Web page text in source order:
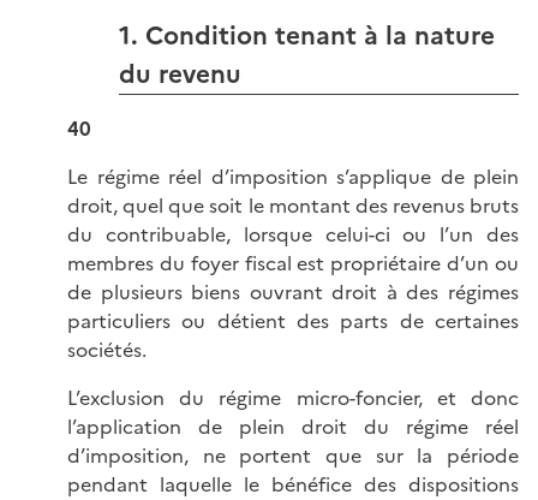
1. Condition tenant à la nature
du revenu
40
Le régime réel d’imposition s’applique de plein
droit, quel que soit le montant des revenus bruts
du contribuable, lorsque celui-ci ou l’un des
membres du foyer fiscal est propriétaire d’un ou
de plusieurs biens ouvrant droit à des régimes
particuliers ou détient des parts de certaines
sociétés.
L’exclusion du régime micro-foncier, et donc
l’application de plein droit du régime réel
d’imposition, ne portent que sur la période
pendant laquelle le bénéfice des dispositions